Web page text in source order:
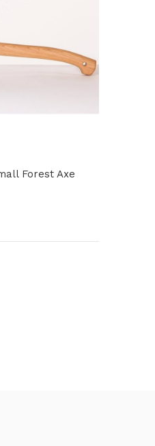
Forest Axe